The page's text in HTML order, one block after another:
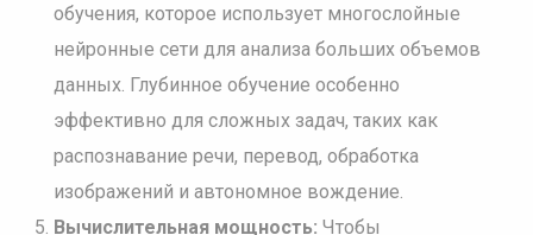
обучения, которое использует многослойные
нейронные сети для анализа больших объемов
данных. Глубинное обучение особенно
эффективно для сложных задач, таких как
распознавание речи, перевод, обработка
изображений и автономное вождение.
Вычислительная мощность: Чтобы